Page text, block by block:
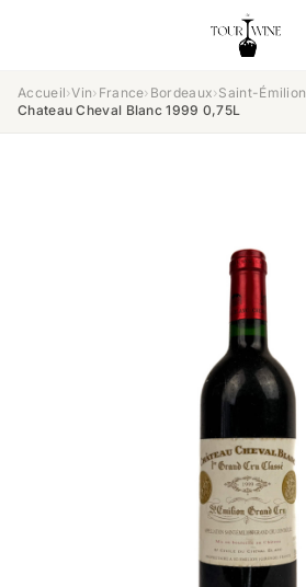
Accueil›Vin› France› Bordeaux›Saint-Émilion
Chateau Cheval Blanc 1999 0,75L